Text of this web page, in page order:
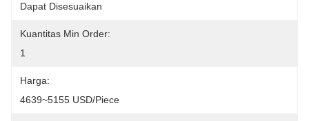
Dapat Disesuaikan
Kuantitas Min Order:
1
Harga:
4639~5155 USD/Piece